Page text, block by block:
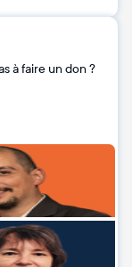
à faire un don ?